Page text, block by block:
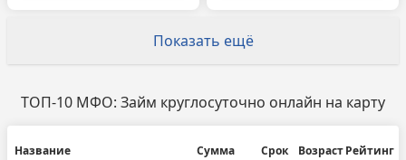
Показать ещё
ТОП-10 МФО: Займ круглосуточно онлайн на карту
Название Сумма Срок ВозрастРейтинг